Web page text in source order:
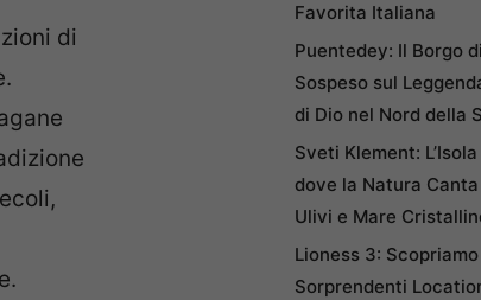
di
Favorita Italiana
Puentedey: Il Borgo
Sospeso sul
di Dio nel Nord della
Sveti Klement:
dove la Natura
Ulivi e Mare
Lioness 3:
Sorprendenti